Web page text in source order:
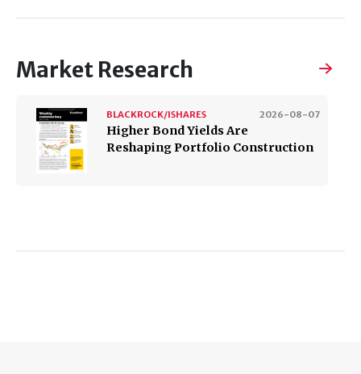
Market Research
2026-08-07
BLACKROCK/ISHARES
Higher Bond Yields Are
Reshaping Portfolio Construction